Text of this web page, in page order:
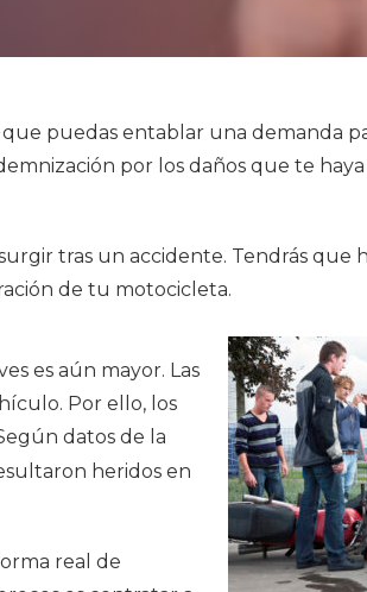
puedas entablar una demanda
por los daños que te
tras un accidente. Tendrás que
de tu motocicleta.
es aún mayor. Las
Por ello, los
datos de la
heridos en
real de